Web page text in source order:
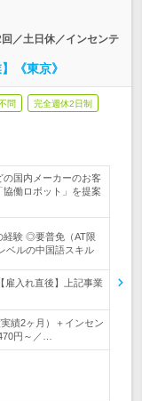
／土日休／インセンテ
《東京》
問 完全週休2日制
の国内メーカーのお客
働ロボット」を提案
経験 ◎要普免（AT限
ベルの中国語スキル
雇入れ直後】上記事業
績2ヶ月）＋インセン
円～／…